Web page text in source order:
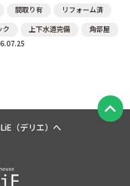
間取り有
リフォーム済
ク
上下水道完備
角部屋
（デリエ）へ